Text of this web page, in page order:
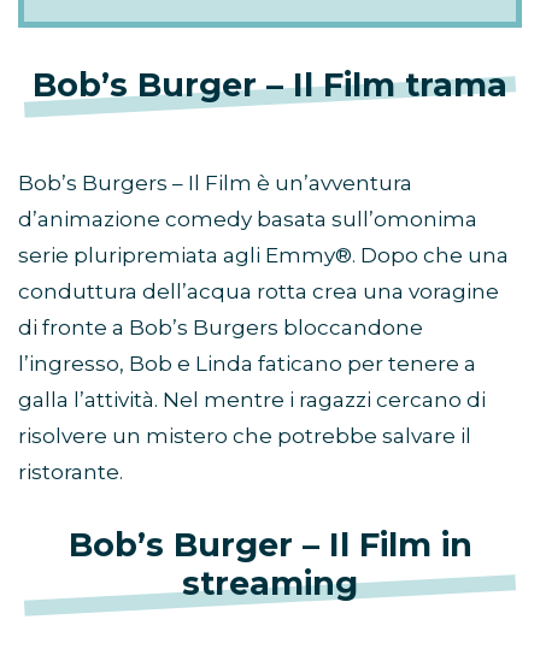
Bob’s Burger – Il Film trama
Bob’s Burgers – Il Film è un’avventura
d’animazione comedy basata sull’omonima
serie pluripremiata agli Emmy®. Dopo che una
conduttura dell’acqua rotta crea una voragine
di fronte a Bob’s Burgers bloccandone
l’ingresso, Bob e Linda faticano per tenere a
galla l’attività. Nel mentre i ragazzi cercano di
risolvere un mistero che potrebbe salvare il
ristorante.
Bob’s Burger – Il Film in
streaming